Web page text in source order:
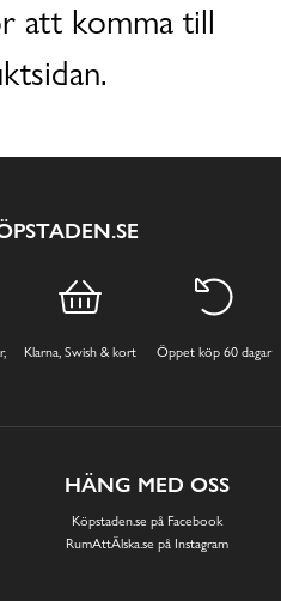
att komma till
Klarna, Swish & kort Öppet köp 60 dagar
HÄNG MED OSS
Köpstaden.se på Facebook
RumAttÄlska.se på Instagram